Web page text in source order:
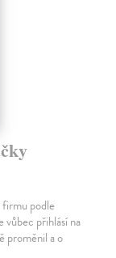
firmu podle
vůbec přihlásí na
proměnil a o